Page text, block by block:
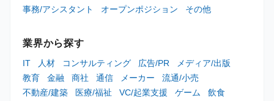
事務/アシスタント
オープンポジション その他
業界から探す
IT 人材 コンサルティング 広告/PR
メディア/出版
教育
金融 商社 通信 メーカー
流通/小売
不動産/建築
医療/福祉 VC/起業支援 ゲーム
飲食